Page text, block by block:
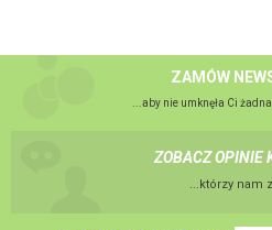
ZAMÓW
...aby nie umknęła Ci
ZOBACZ OPINIE
...którzy nam